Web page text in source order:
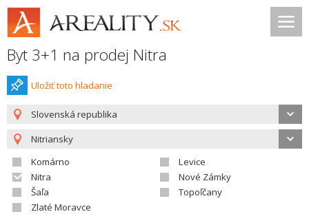
Byt 3+1 na prodej Nitra
Uložiť toto hladanie
Slovenská republika
Nitriansky
Komárno
Levice
Nitra
Nové Zámky
Šaľa
Topoľčany
Zlaté Moravce